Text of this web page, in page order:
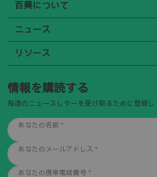
百興について
ニュース
リソース
情報を購読する
毎週のニュースレターを受け取るために登録し
あなたの名前 *
あなたのメールアドレス *
あなたの携帯電話番号 *